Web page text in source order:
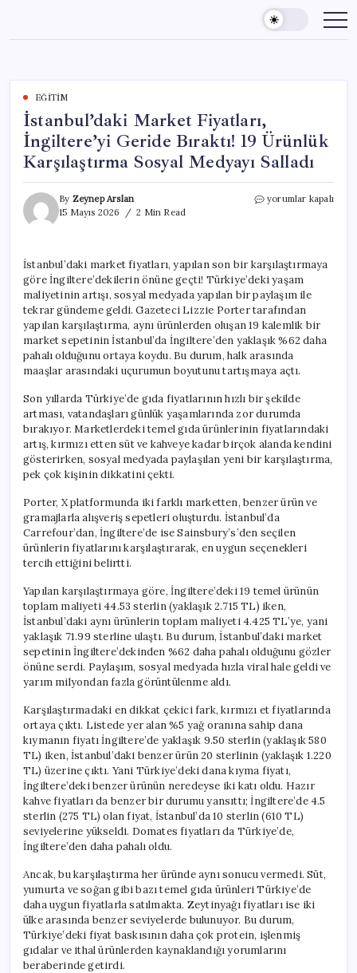
content
EĞITIM
İstanbul’daki Market Fiyatları,
İngiltere’yi Geride Bıraktı! 19 Ürünlük
Karşılaştırma Sosyal Medyayı Salladı
By Zeynep Arslan
15 Mayıs 2026
2 Min Read
İstanbul’daki
Bıraktı!
19
Ürünlük
Karşılaştırma
Sosyal
Medyayı
Salladı
için
yorumlar kapalı
İstanbul’daki market fiyatları, yapılan son bir karşılaştırmaya
göre İngiltere’dekilerin önüne geçti! Türkiye’deki yaşam
maliyetinin artışı, sosyal medyada yapılan bir paylaşım ile
tekrar gündeme geldi. Gazeteci Lizzie Porter tarafından
yapılan karşılaştırma, aynı ürünlerden oluşan 19 kalemlik bir
market sepetinin İstanbul’da İngiltere’den yaklaşık %62 daha
pahalı olduğunu ortaya koydu. Bu durum, halk arasında
maaşlar arasındaki uçurumun boyutunu tartışmaya açtı.
Son yıllarda Türkiye’de gıda fiyatlarının hızlı bir şekilde
artması, vatandaşları günlük yaşamlarında zor durumda
bırakıyor. Marketlerdeki temel gıda ürünlerinin fiyatlarındaki
artış, kırmızı etten süt ve kahveye kadar birçok alanda kendini
gösterirken, sosyal medyada paylaşılan yeni bir karşılaştırma,
pek çok kişinin dikkatini çekti.
Porter, X platformunda iki farklı marketten, benzer ürün ve
gramajlarla alışveriş sepetleri oluşturdu. İstanbul’da
Carrefour’dan, İngiltere’de ise Sainsbury’s’den seçilen
ürünlerin fiyatlarını karşılaştırarak, en uygun seçenekleri
tercih ettiğini belirtti.
Yapılan karşılaştırmaya göre, İngiltere’deki 19 temel ürünün
toplam maliyeti 44.53 sterlin (yaklaşık 2.715 TL) iken,
İstanbul’daki aynı ürünlerin toplam maliyeti 4.425 TL’ye, yani
yaklaşık 71.99 sterline ulaştı. Bu durum, İstanbul’daki market
sepetinin İngiltere’dekinden %62 daha pahalı olduğunu gözler
önüne serdi. Paylaşım, sosyal medyada hızla viral hale geldi ve
yarım milyondan fazla görüntülenme aldı.
Karşılaştırmadaki en dikkat çekici fark, kırmızı et fiyatlarında
ortaya çıktı. Listede yer alan %5 yağ oranına sahip dana
kıymanın fiyatı İngiltere’de yaklaşık 9.50 sterlin (yaklaşık 580
TL) iken, İstanbul’daki benzer ürün 20 sterlinin (yaklaşık 1.220
TL) üzerine çıktı. Yani Türkiye’deki dana kıyma fiyatı,
İngiltere’deki benzer ürünün neredeyse iki katı oldu. Hazır
kahve fiyatları da benzer bir durumu yansıttı; İngiltere’de 4.5
sterlin (275 TL) olan fiyat, İstanbul’da 10 sterlin (610 TL)
seviyelerine yükseldi. Domates fiyatları da Türkiye’de,
İngiltere’den daha pahalı oldu.
Ancak, bu karşılaştırma her üründe aynı sonucu vermedi. Süt,
yumurta ve soğan gibi bazı temel gıda ürünleri Türkiye’de
daha uygun fiyatlarla satılmakta. Zeytinyağı fiyatları ise iki
ülke arasında benzer seviyelerde bulunuyor. Bu durum,
Türkiye’deki fiyat baskısının daha çok protein, işlenmiş
gıdalar ve ithal ürünlerden kaynaklandığı yorumlarını
beraberinde getirdi.